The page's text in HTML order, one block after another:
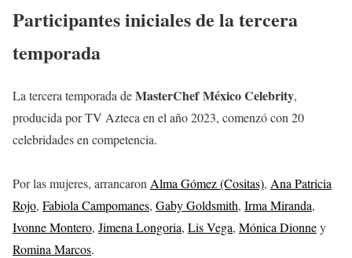
Participantes iniciales de la tercera
temporada
La tercera temporada deMasterChef México Celebrity,
producida por TV Azteca en el año 2023, comenzó con 20
celebridades en competencia.
Por las mujeres, arrancaron Alma Gómez (Cositas), Ana Patricia
Rojo, Fabiola Campomanes, Gaby Goldsmith, Irma Miranda,
Ivonne Montero, Jimena Longoria, Lis Vega, Mónica Dionney
Romina Marcos.